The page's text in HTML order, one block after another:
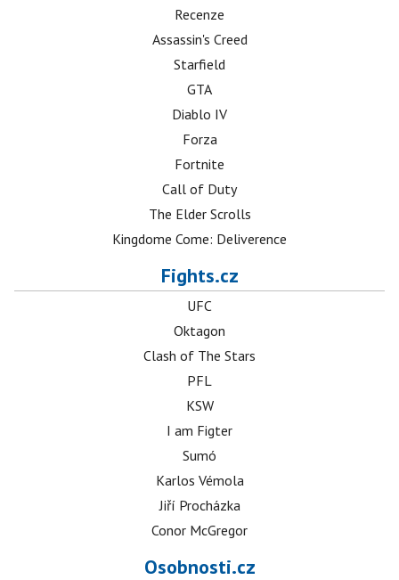
Recenze
Assassin's Creed
Starfield
GTA
Diablo IV
Forza
Fortnite
Call of Duty
The Elder Scrolls
Kingdome Come: Deliverence
Fights.cz
UFC
Oktagon
Clash of The Stars
PFL
KSW
I am Figter
Sumó
Karlos Vémola
Jiří Procházka
Conor McGregor
Osobnosti.cz